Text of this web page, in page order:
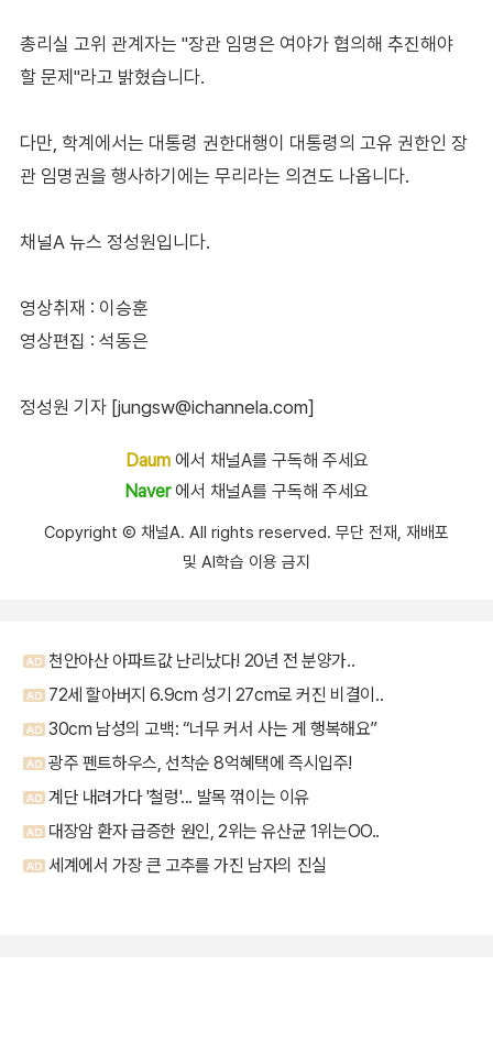
총리실 고위 관계자는 "장관 임명은 여야가 협의해 추진해야
할 문제"라고 밝혔습니다.
다만, 학계에서는 대통령 권한대행이 대통령의 고유 권한인 장
관 임명권을 행사하기에는 무리라는 의견도 나옵니다.
채널A 뉴스 정성원입니다.
영상취재 : 이승훈
영상편집 : 석동은
정성원 기자 [jungsw@ichannela.com]
Daum에서 채널A를 구독해 주세요
Naver에서 채널A를 구독해 주세요
Copyright Ⓒ 채널A. All rights reserved. 무단 전재, 재배포
및 AI학습 이용 금지